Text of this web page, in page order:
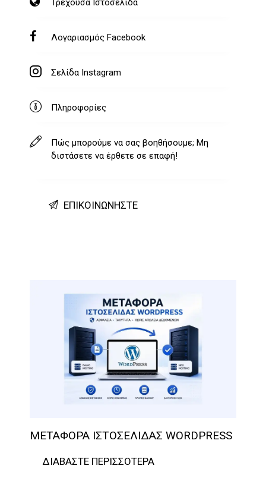
ΜΕΤΑΦΟΡΆ ΙΣΤΟΣΕΛΊΔΑΣ WORDPRESS
ΔΙΑΒΆΣΤΕ ΠΕΡΙΣΣΌΤΕΡΑ